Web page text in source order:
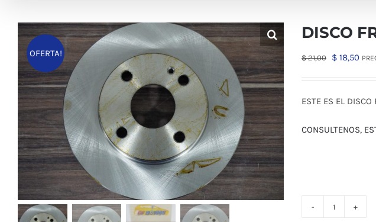
OFERTA!
DISCO
$21,00
El
era:
$ 18,50El
es:
ESTE ES EL
CONSULTENOS,